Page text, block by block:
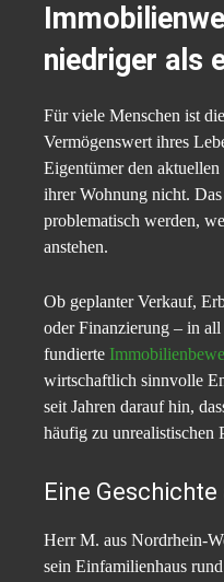
niedriger als
Für viele Menschen ist
Vermögenswert ihres
Eigentümer den
ihrer Wohnung nicht.
problematisch werden,
anstehen.
Ob geplanter Verkauf,
oder Finanzierung – in
fundierte
wirtschaftlich sinnvolle
seit Jahren darauf hin,
häufig zu unrealistischen
Eine
Herr M. aus Nordrhein-
sein Einfamilienhaus